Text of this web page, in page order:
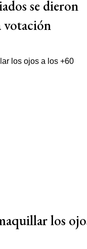
se dieron
votación
los